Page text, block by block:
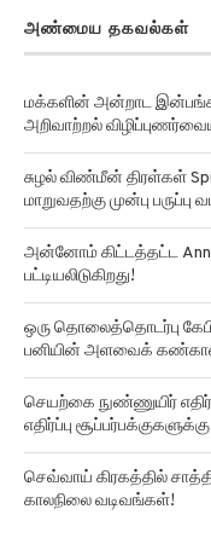
அண்மைய தகவல்கள்
மக்களின் அன்றாட
அறிவாற்றல்
சுழல் விண்மீன் திரள்கள்
மாறுவதற்கு முன்பு பருப்பு
அன்னோம் கிட்டத்தட்ட
பட்டியலிடுகிறது!
ஒரு தொலைத்தொடர்பு
பனியின் அளவைக்
செயற்கை நுண்ணுயிர்
எதிர்ப்பு
செவ்வாய் கிரகத்தில்
காலநிலை வடிவங்கள்!